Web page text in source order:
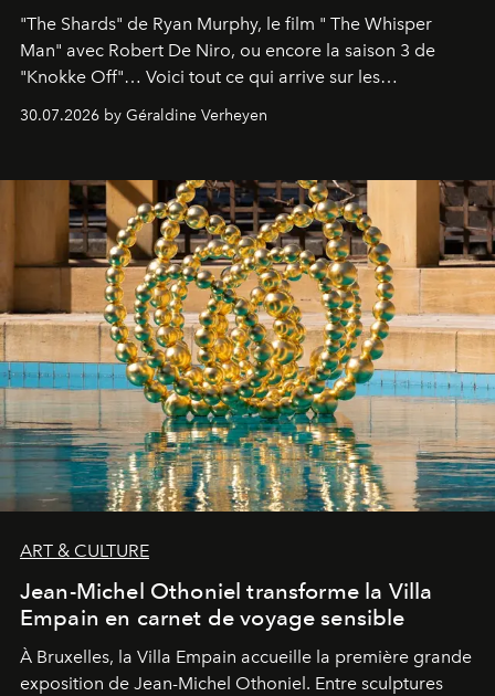
"The Shards" de Ryan Murphy, le film " The Whisper
Man" avec Robert De Niro, ou encore la saison 3 de
"Knokke Off"… Voici tout ce qui arrive sur les
plateformes de streaming en août 2026.
30.07.2026 by Géraldine Verheyen
ART & CULTURE
Jean-Michel Othoniel transforme la Villa
Empain en carnet de voyage sensible
À Bruxelles, la Villa Empain accueille la première grande
exposition de Jean-Michel Othoniel. Entre sculptures